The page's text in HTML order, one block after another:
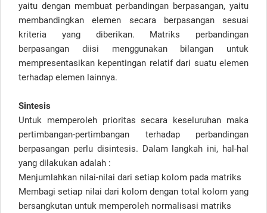
yaitu dengan membuat perbandingan berpasangan, yaitu
membandingkan elemen secara berpasangan sesuai
kriteria yang diberikan. Matriks perbandingan
berpasangan diisi menggunakan bilangan untuk
mempresentasikan kepentingan relatif dari suatu elemen
terhadap elemen lainnya.
Sintesis
Untuk memperoleh prioritas secara keseluruhan maka
pertimbangan-pertimbangan terhadap perbandingan
berpasangan perlu disintesis. Dalam langkah ini, hal-hal
yang dilakukan adalah :
Menjumlahkan nilai-nilai dari setiap kolom pada matriks
Membagi setiap nilai dari kolom dengan total kolom yang
bersangkutan untuk memperoleh normalisasi matriks